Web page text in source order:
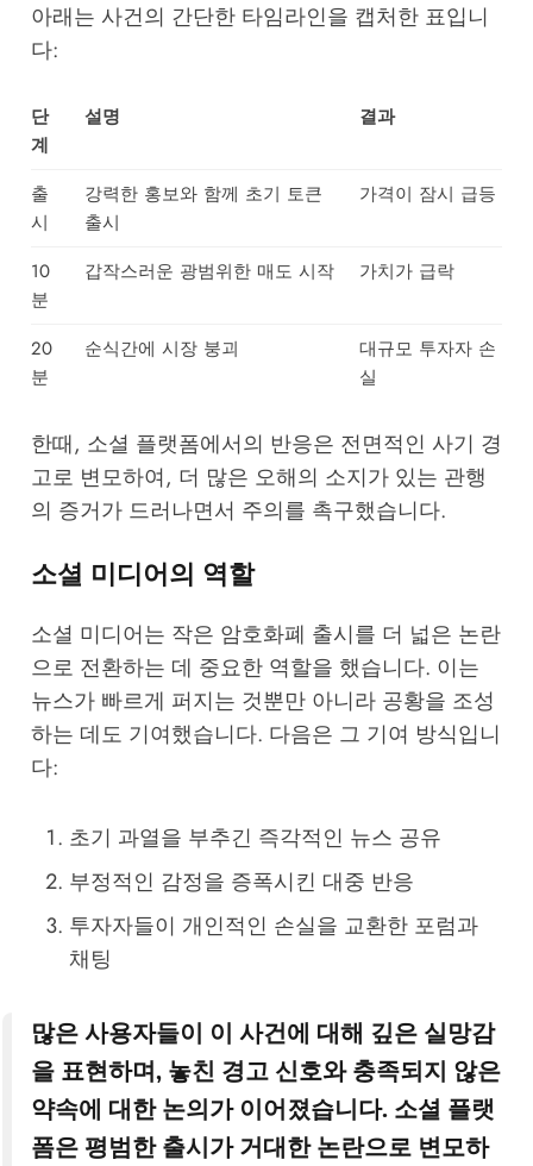
아래는 사건의 간단한 타임라인을 캡처한 표입니
다:
단
계
설명 결과
출
시
강력한 홍보와 함께 초기 토큰
출시
가격이 잠시 급등
10
분
갑작스러운 광범위한 매도 시작 가치가 급락
20
분
순식간에 시장 붕괴
대규모 투자자 손
실
한때, 소셜 플랫폼에서의 반응은 전면적인 사기 경
고로 변모하여, 더 많은 오해의 소지가 있는 관행
의 증거가 드러나면서 주의를 촉구했습니다.
소셜 미디어의 역할
소셜 미디어는 작은 암호화폐 출시를 더 넓은 논란
으로 전환하는 데 중요한 역할을 했습니다. 이는
뉴스가 빠르게 퍼지는 것뿐만 아니라 공황을 조성
하는 데도 기여했습니다. 다음은 그 기여 방식입니
다:
초기 과열을 부추긴 즉각적인 뉴스 공유
부정적인 감정을 증폭시킨 대중 반응
투자자들이 개인적인 손실을 교환한 포럼과
채팅
많은 사용자들이 이 사건에 대해 깊은 실망감
을 표현하며, 놓친 경고 신호와 충족되지 않은
약속에 대한 논의가 이어졌습니다. 소셜 플랫
폼은 평범한 출시가 거대한 논란으로 변모하